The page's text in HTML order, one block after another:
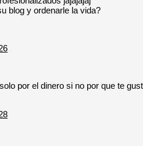
blog y ordenarle la vida?
por el dinero si no por que te